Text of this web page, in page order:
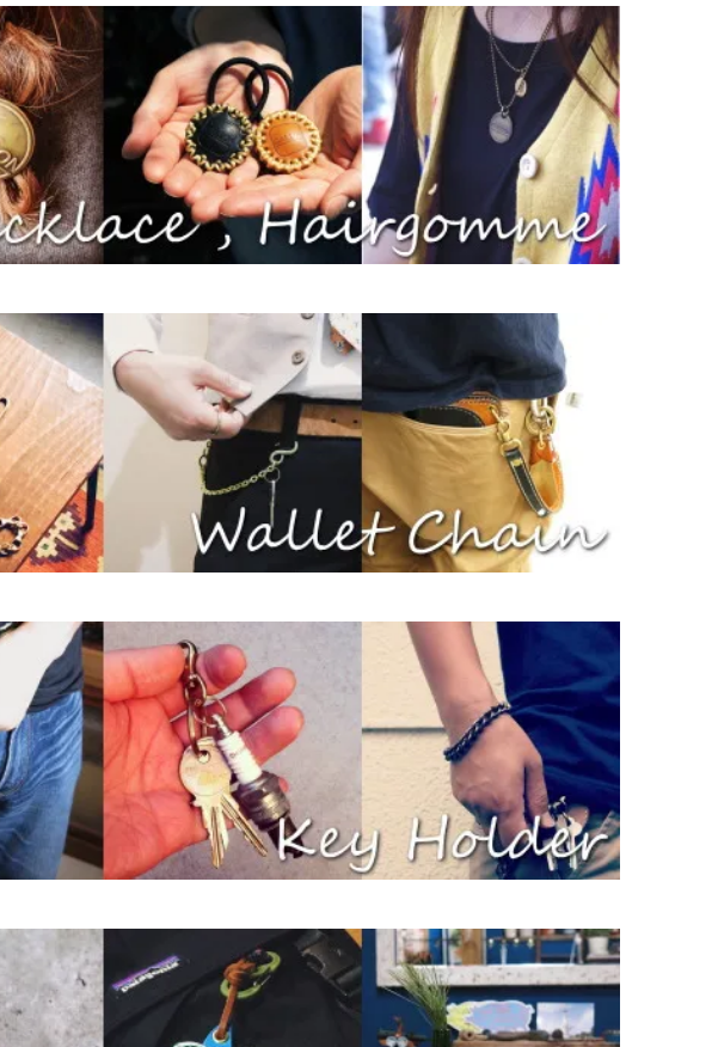
ちが近い）プレゼントとしてあげました。左利きようなんてあるんだなぁとデザインにも魅かれました。と
思いました。大事に使います。
いた物は想像以上に格好良かったです。
です。これからのエイジングが楽しみです。
したが、、、色味も写真とほぼ変わらず、革の質も質感も想像してたより良かったです。旦那にも喜んで
ます。ビジュアルがかっこいいだけでなく素材、内容ともに大満足です。カード類もたくさん入るので女
しっかりで良質の革なんで、お尻にすぐ馴染みます！